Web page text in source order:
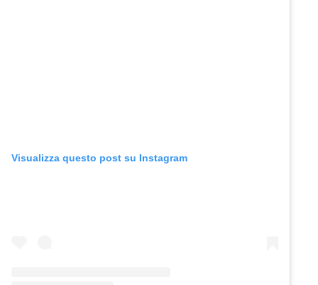
Visualizza questo post su Instagram